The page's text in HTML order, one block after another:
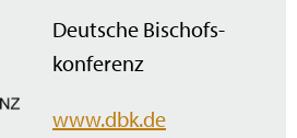
Deutsche Bischofs­
konferenz
www.dbk.de